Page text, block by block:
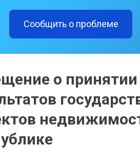
Сообщить о проблеме
о